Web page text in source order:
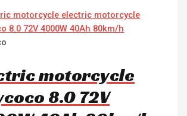
motorcycle
8.0 72V